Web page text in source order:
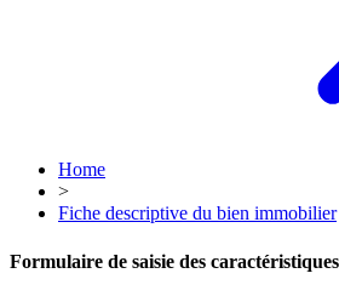
Home
>
Fiche descriptive du bien immobilier
Formulaire de saisie des